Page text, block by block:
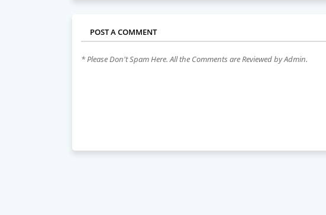
POST A COMMENT
* Please Don't Spam Here. All the Comments are Reviewed by Admin.